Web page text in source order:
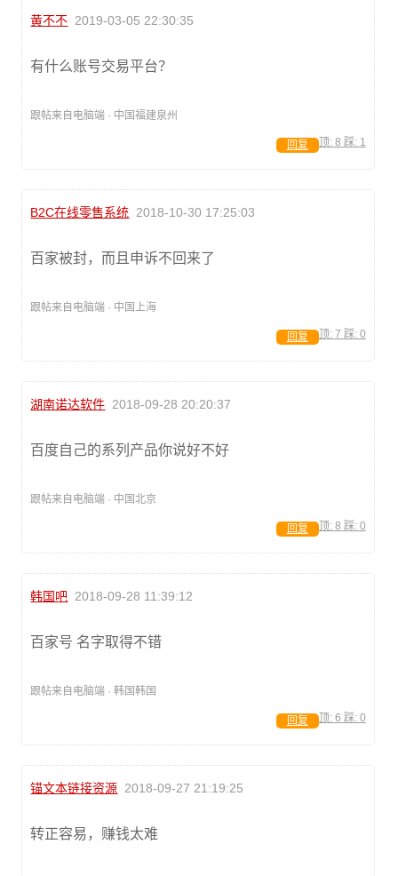
黄不不 2019-03-05 22:30:35
有什么账号交易平台？
跟帖来自电脑端 · 中国福建泉州
顶: 8 踩: 1
回复
B2C在线零售系统 2018-10-30 17:25:03
百家被封，而且申诉不回来了
跟帖来自电脑端 · 中国上海
顶: 7 踩: 0
回复
湖南诺达软件 2018-09-28 20:20:37
百度自己的系列产品你说好不好
跟帖来自电脑端 · 中国北京
顶: 8 踩: 0
回复
韩国吧 2018-09-28 11:39:12
百家号 名字取得不错
跟帖来自电脑端 · 韩国韩国
顶: 6 踩: 0
回复
锚文本链接资源 2018-09-27 21:19:25
转正容易，赚钱太难